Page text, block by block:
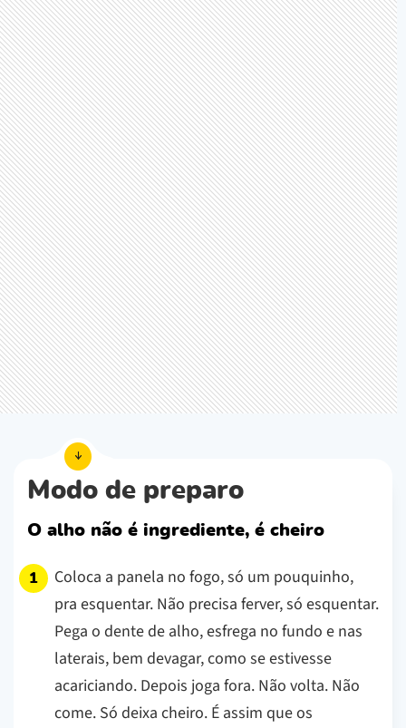
Modo de preparo
O alho não é ingrediente, é cheiro
Coloca a panela no fogo, só um pouquinho,
pra esquentar. Não precisa ferver, só esquentar.
Pega o dente de alho, esfrega no fundo e nas
laterais, bem devagar, como se estivesse
acariciando. Depois joga fora. Não volta. Não
come. Só deixa cheiro. É assim que os